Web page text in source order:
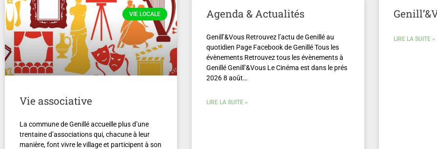
VIE LOCALE
Vie associative
La commune de Genillé accueille plus d’une
trentaine d’associations qui, chacune à leur
manière, font vivre le village et participent à son
Agenda & Actualités
Genill’&Vous Retrouvez l’actu de Genillé au
quotidien Page Facebook de Genillé Tous les
évènements Retrouvez tous les évènements à
Genillé Genill’&Vous Le Cinéma est dans le prés
2026 8 août…
LIRE LA SUITE »
LIRE LA SUITE »